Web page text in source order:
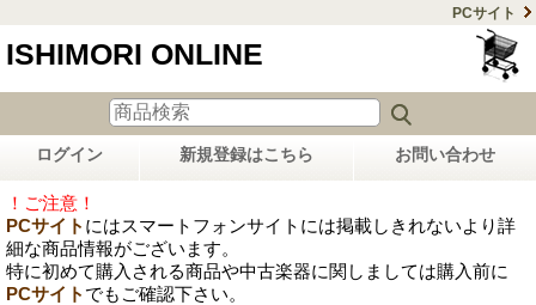
PCサイト
ISHIMORI ONLINE
ログイン 新規登録はこちら お問い合わせ
！ご注意！
PCサイト にはスマートフォンサイトには掲載しきれないより詳
細な商品情報がございます。
特に初めて購入される商品や中古楽器に関しましては購入前に
PCサイト でもご確認下さい。